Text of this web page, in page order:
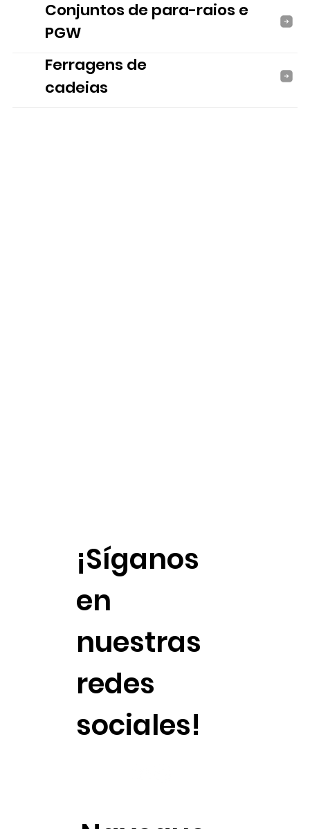
Conjuntos de para-raios e
PGW
Ferragens de
cadeias
¡Síganos
en
nuestras
redes
sociales!